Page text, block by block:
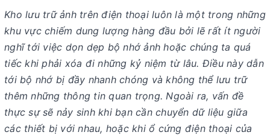
Kho lưu trữ ảnh trên điện thoại luôn là một trong những
khu vực chiếm dung lượng hàng đầu bởi lẽ rất ít người
nghĩ tới việc dọn dẹp bộ nhớ ảnh hoặc chúng ta quá
tiếc khi phải xóa đi những kỷ niệm từ lâu. Điều này dẫn
tới bộ nhớ bị đầy nhanh chóng và không thể lưu trữ
thêm những thông tin quan trọng. Ngoài ra, vấn đề
thực sự sẽ nảy sinh khi bạn cần chuyển dữ liệu giữa
các thiết bị với nhau, hoặc khi ổ cứng điện thoại của